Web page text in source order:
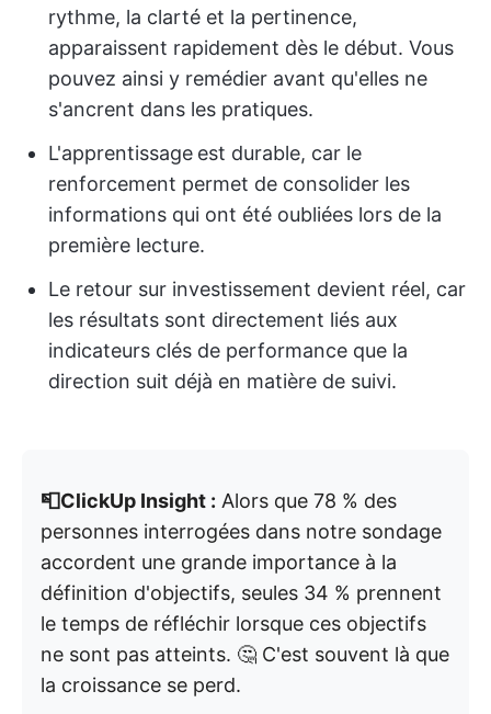
rythme, la clarté et la pertinence,
apparaissent rapidement dès le début. Vous
pouvez ainsi y remédier avant qu'elles ne
s'ancrent dans les pratiques.
L'apprentissage est durable, car le
renforcement permet de consolider les
informations qui ont été oubliées lors de la
première lecture.
Le retour sur investissement devient réel, car
les résultats sont directement liés aux
indicateurs clés de performance que la
direction suit déjà en matière de suivi.
📮ClickUp Insight : Alors que 78 % des
personnes interrogées dans notre sondage
accordent une grande importance à la
définition d'objectifs, seules 34 % prennent
le temps de réfléchir lorsque ces objectifs
ne sont pas atteints. 🤔 C'est souvent là que
la croissance se perd.